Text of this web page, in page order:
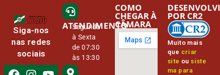
Siga-nos
nas redes
sociais
ATENDIMENTO
Segunda
à Sexta
de 07:30
às 13:30
COMO
CHEGAR À
CÂMARA
Muito mais
que criar
site ou siste
ma para
POR CR2